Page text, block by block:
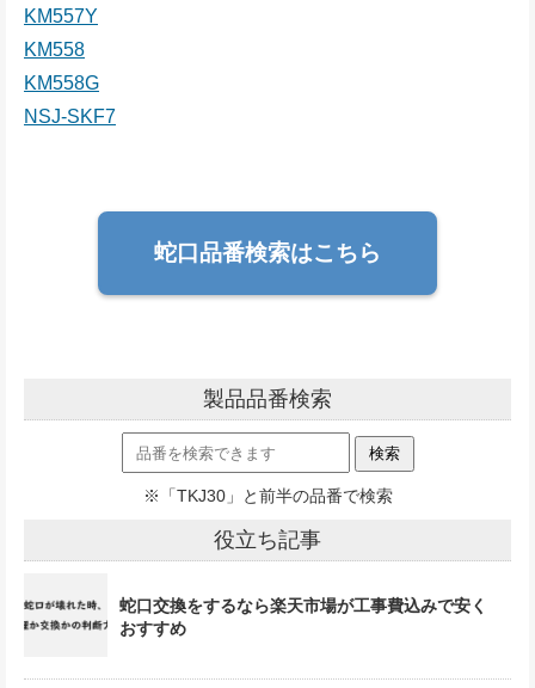
KM557Y
KM558
KM558G
NSJ-SKF7
蛇口品番検索はこちら
製品品番検索
※「TKJ30」と前半の品番で検索
役立ち記事
蛇口交換をするなら楽天市場が工事費込みで安く
おすすめ